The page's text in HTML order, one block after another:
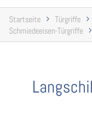
Startseite Türgriffe
Schmiedeeisen-Türgriffe